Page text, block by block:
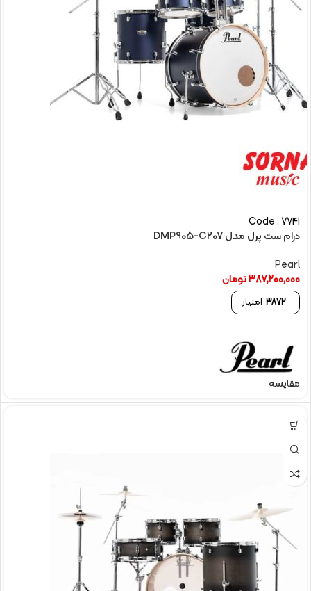
Code : 7741
درام ست پرل مدل DMP905-C207
Pearl
387,200,000تومان
3872 امتیاز
مقایسه